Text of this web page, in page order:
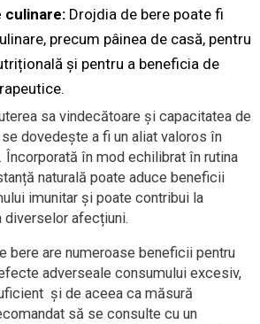
culinare: Drojdia de bere poate fi
precum pâinea de casă, pentru
și pentru a beneficia de
sa vindecătoare și capacitatea de
dovedește a fi un aliat valoros în
în mod echilibrat în rutina
naturală poate aduce beneficii
imunitar și poate contribui la
diverselor afecțiuni.
bere are numeroase beneficii pentru
adverseale consumului excesiv,
și de aceea ca măsură
să se consulte cu un